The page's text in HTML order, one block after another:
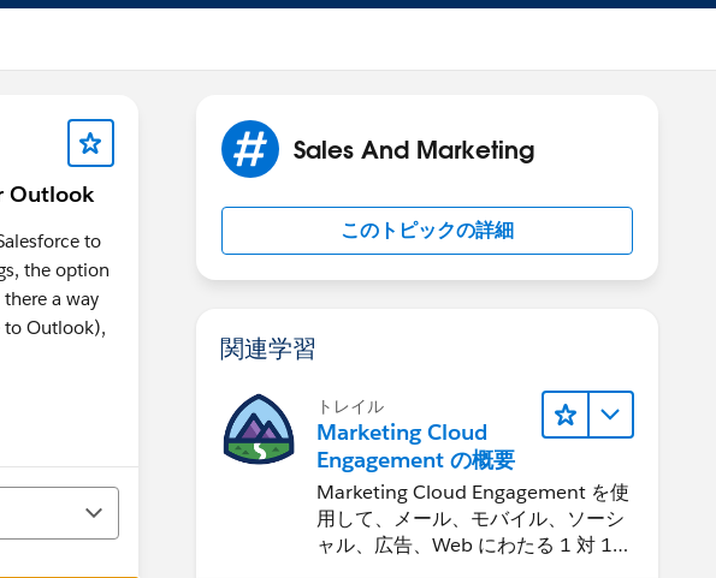
Outlook
to
the option
a way
to Outlook),
Sales And Marketing
このトピックの詳細
関連学習
トレイル
Marketing Cloud
Engagement の概要
Marketing Cloud Engagement を使
用して、メール、モバイル、ソーシ
ャル、広告、Web にわたる 1 対 1